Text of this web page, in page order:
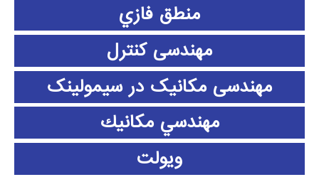
منطق فازي
مهندسی کنترل
مهندسی مکانیک در سیمولینک
مهندسي مكانيك
ویولت